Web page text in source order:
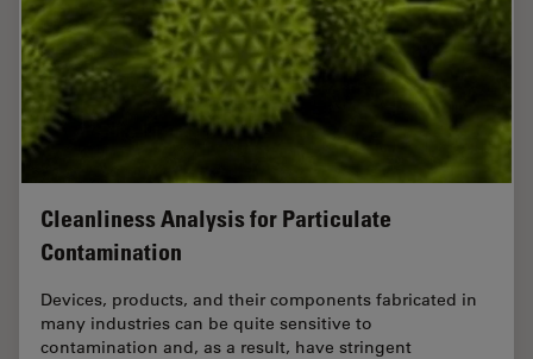
Cleanliness Analysis for Particulate
Contamination
Devices, products, and their components fabricated in
many industries can be quite sensitive to
contamination and, as a result, have stringent